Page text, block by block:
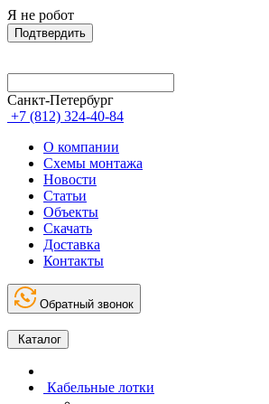
Я не робот
Подтвердить
Санкт-Петербург
+7 (812) 324-40-84
О компании
Схемы монтажа
Новости
Статьи
Объекты
Скачать
Доставка
Контакты
Обратный звонок
Каталог
Кабельные лотки